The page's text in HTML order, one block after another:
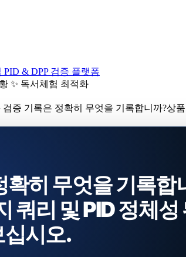
PID & DPP 검증 플랫폼
✨ 독서체험 최적화
검증 기록은 정확히 무엇을 기록합니까?상
확히 무엇을 기록합
쿼리 및 PID 정체
십시오.